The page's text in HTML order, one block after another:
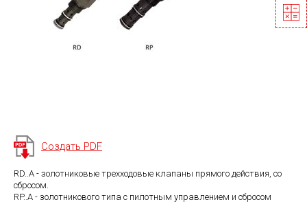
Создать PDF
RD..A - золотниковые трехходовые клапаны прямого действия, со
сбросом.
RP..A - золотникового типа с пилотным управлением и сбросом